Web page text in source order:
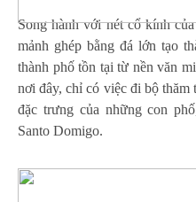
Song hành với nét cổ kính
mảnh ghép bằng đá lớn tạo
thành phố tồn tại từ nền văn
nơi đây, chỉ có việc đi bộ thăm
đặc trưng của những con
Santo Domigo.